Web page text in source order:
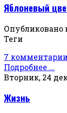
Яблоневый
Опубликовано
Теги
7 комментарии
Подробнее ...
Вторник, 24
Жизнь